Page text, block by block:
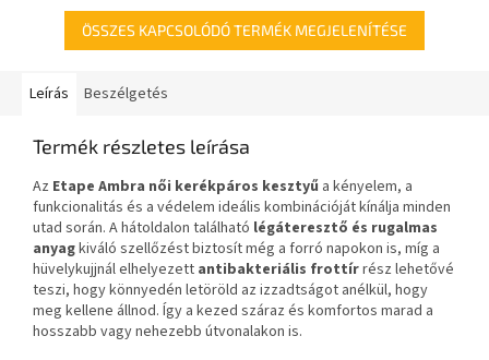
ÖSSZES KAPCSOLÓDÓ TERMÉK MEGJELENÍTÉSE
Leírás Beszélgetés
Termék részletes leírása
Az Etape Ambra női kerékpáros kesztyű a kényelem, a
funkcionalitás és a védelem ideális kombinációját kínálja minden
utad során. A hátoldalon található légáteresztő és rugalmas
anyagkiváló szellőzést biztosít még a forró napokon is, míg a
hüvelykujjnál elhelyezett antibakteriális frottírrész lehetővé
teszi, hogy könnyedén letöröld az izzadtságot anélkül, hogy
meg kellene állnod. Így a kezed száraz és komfortos marad a
hosszabb vagy nehezebb útvonalakon is.